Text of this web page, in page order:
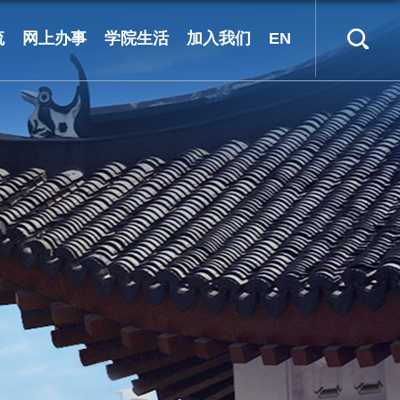
网上办事 学院生活 加入我们 EN